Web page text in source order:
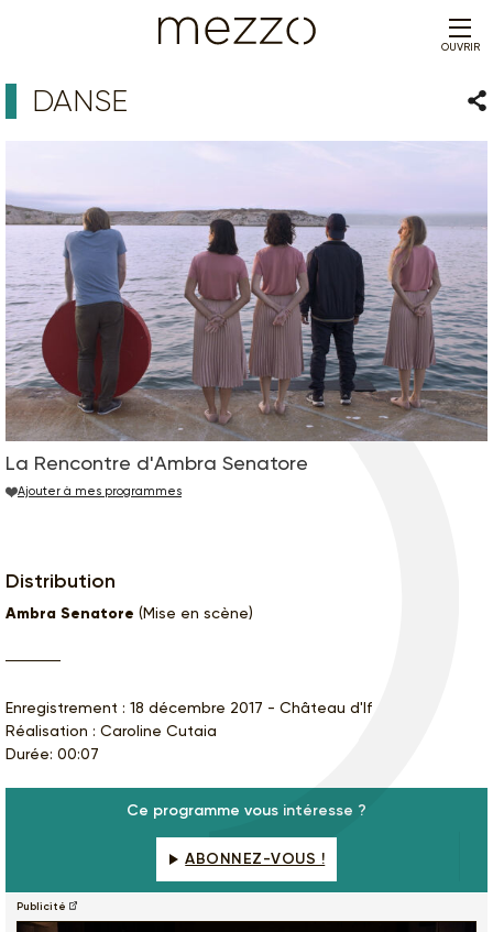
OUVRIR
DANSE
La Rencontre d'Ambra Senatore
Ajouter à mes programmes
Distribution
Ambra Senatore (Mise en scène)
Enregistrement : 18 décembre 2017 - Château d'If
Réalisation : Caroline Cutaia
Durée: 00:07
Ce programme vous intéresse ?
ABONNEZ-VOUS !
Publicité